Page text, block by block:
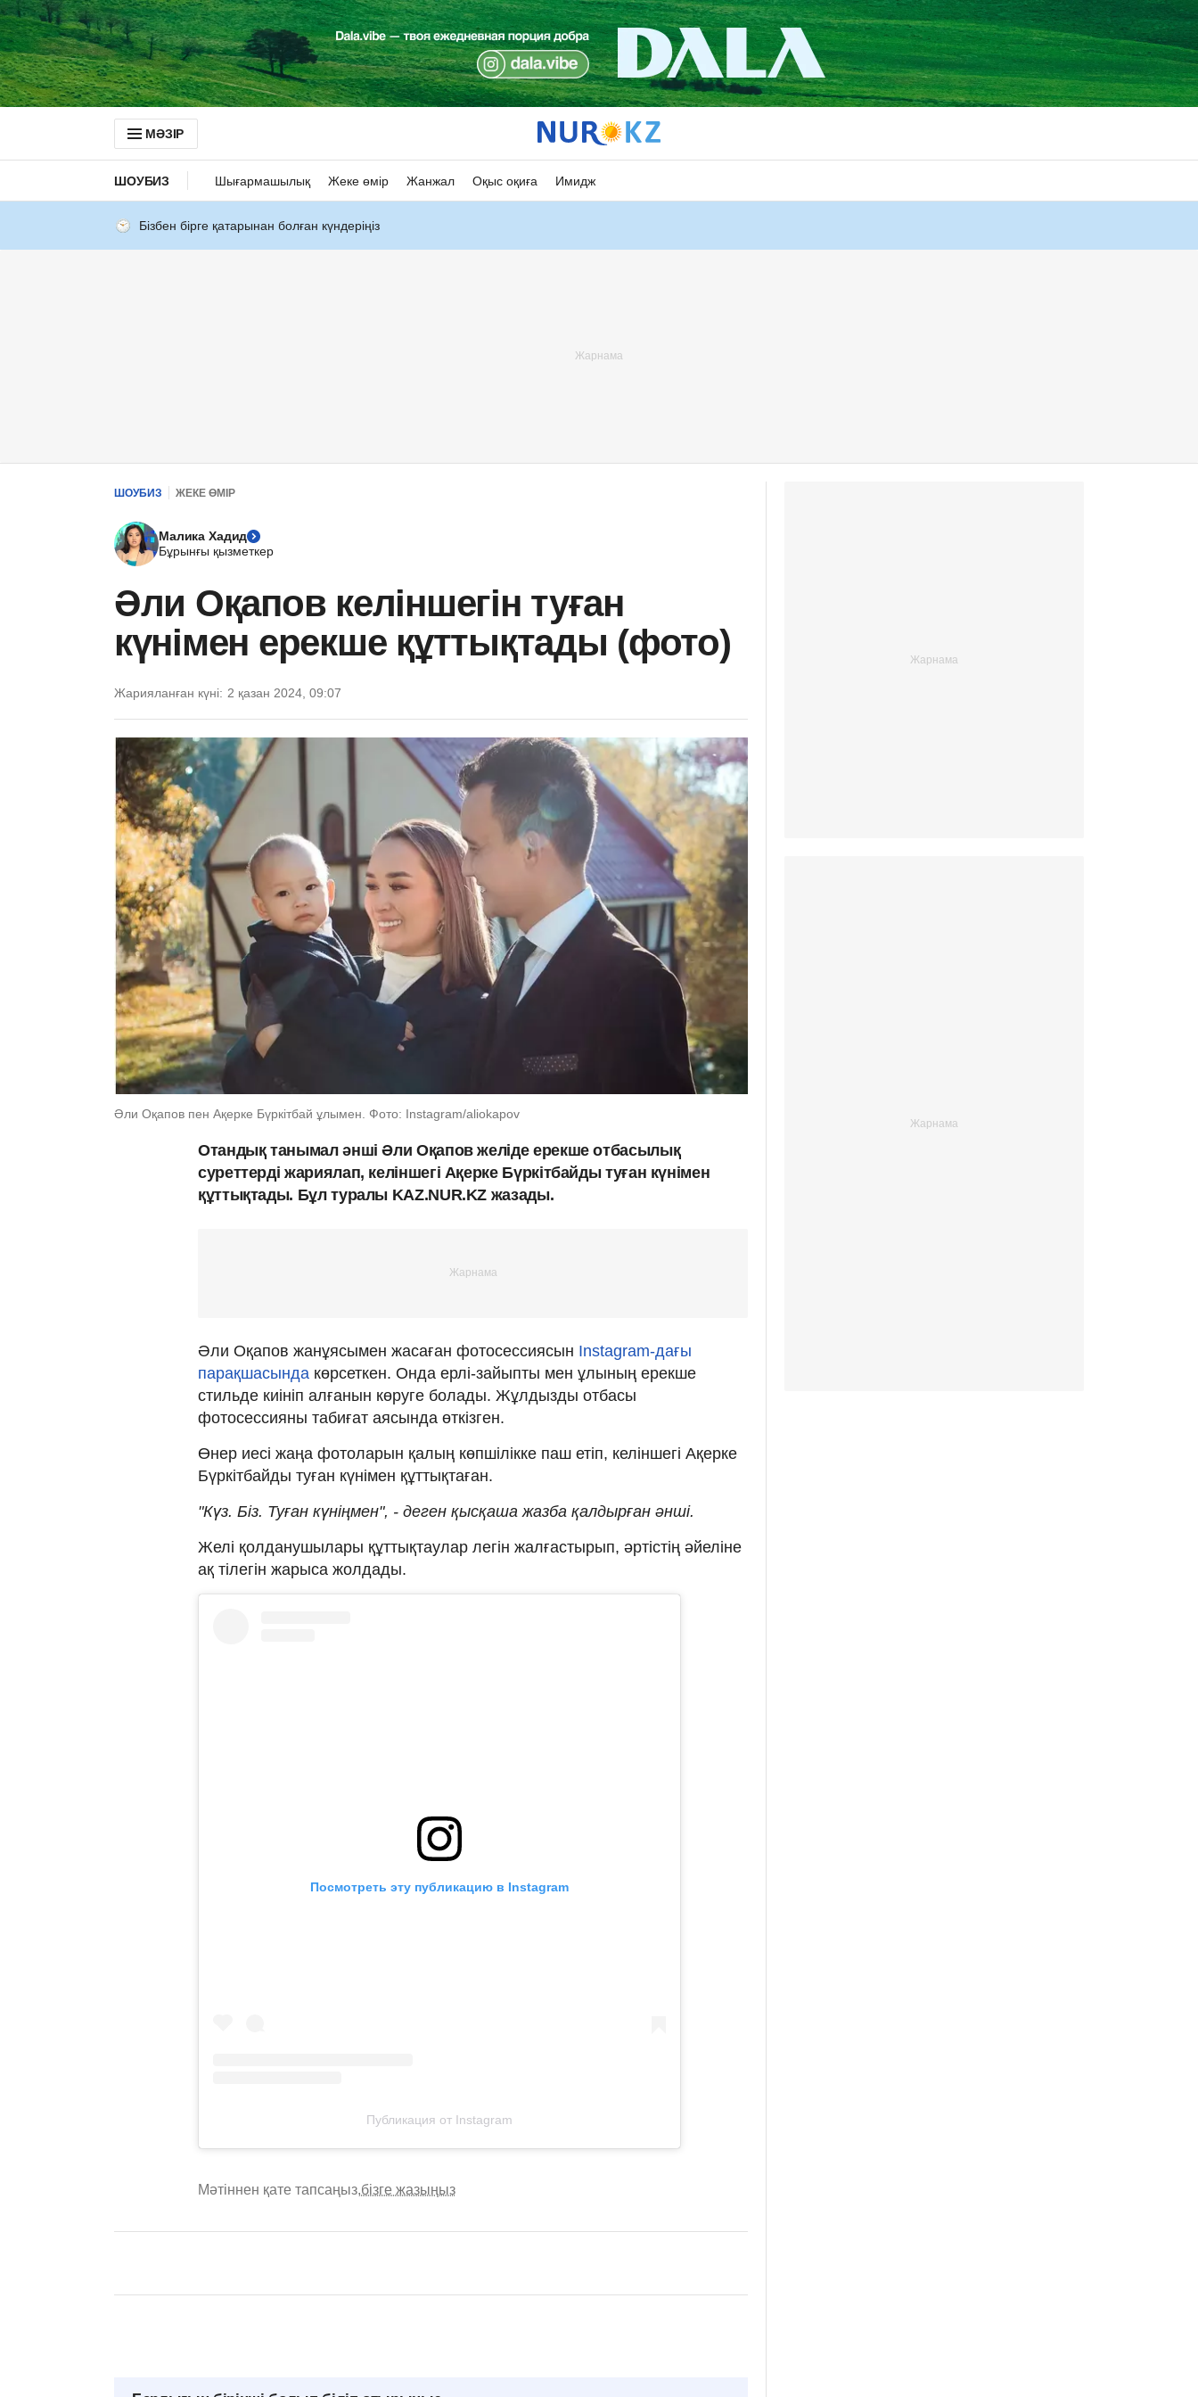
МӘЗІР
ШОУБИЗ Шығармашылық Жеке өмір Жанжал Оқыс оқиға Имидж
Бізбен бірге қатарынан болған күндеріңіз
ШОУБИЗ ЖЕКЕ ӨМІР
Малика Хадид
Бұрынғы қызметкер
Әли Оқапов келіншегін туған
күнімен ерекше құттықтады (фото)
Жарияланған күні: 2 қазан 2024, 09:07
Әли Оқапов пен Ақерке Бүркітбай ұлымен. Фото: Instagram/aliokapov
Отандық танымал әнші Әли Оқапов желіде ерекше отбасылық
суреттерді жариялап, келіншегі Ақерке Бүркітбайды туған күнімен
құттықтады. Бұл туралы KAZ.NUR.KZ жазады.
Әли Оқапов жанұясымен жасаған фотосессиясын Instagram-дағы
парақшасында көрсеткен. Онда ерлі-зайыпты мен ұлының ерекше
стильде киініп алғанын көруге болады. Жұлдызды отбасы
фотосессияны табиғат аясында өткізген.
Өнер иесі жаңа фотоларын қалың көпшілікке паш етіп, келіншегі Ақерке
Бүркітбайды туған күнімен құттықтаған.
"Күз. Біз. Туған күніңмен", - деген қысқаша жазба қалдырған әнші.
Желі қолданушылары құттықтаулар легін жалғастырып, әртістің әйеліне
ақ тілегін жарыса жолдады.
Посмотреть эту публикацию в Instagram
Публикация от Instagram
Мәтіннен қате тапсаңыз,бізге жазыңыз